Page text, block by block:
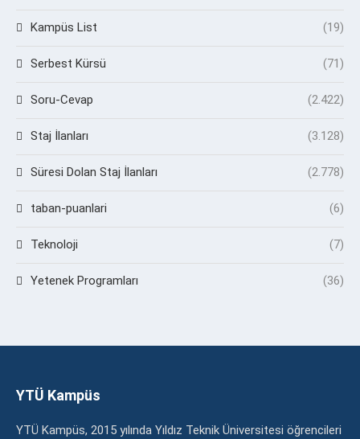
Kampüs List (19)
Serbest Kürsü (71)
Soru-Cevap (2.422)
Staj İlanları (3.128)
Süresi Dolan Staj İlanları (2.778)
taban-puanlari (6)
Teknoloji (7)
Yetenek Programları (36)
YTÜ Kampüs
YTÜ Kampüs, 2015 yılında Yıldız Teknik Üniversitesi öğrencileri